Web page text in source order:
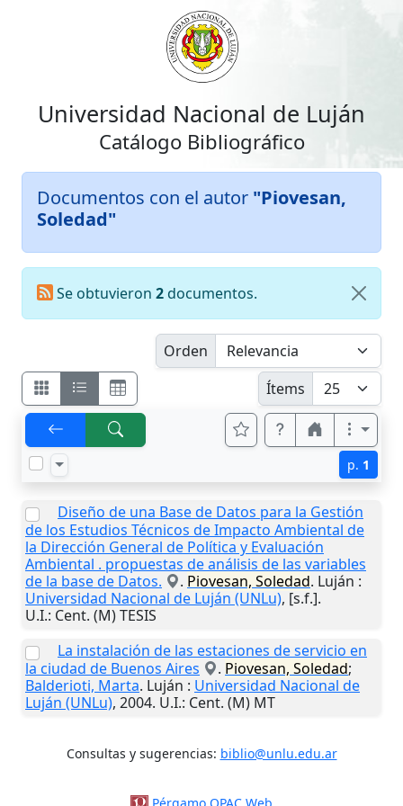
Universidad Nacional de Luján
Catálogo Bibliográfico
Documentos con el autor "Piovesan,
Soledad"
Se obtuvieron 2documentos.
Orden
Ítems
p. 1
Diseño de una Base de Datos para la Gestión
de los Estudios Técnicos de Impacto Ambiental de
la Dirección General de Política y Evaluación
Ambiental . propuestas de análisis de las variables
de la base de Datos.
. Piovesan, Soledad. Luján :
Universidad Nacional de Luján (UNLu), [s.f.].
U.I.: Cent. (M) TESIS
La instalación de las estaciones de servicio en
la ciudad de Buenos Aires
. Piovesan, Soledad;
Balderioti, Marta. Luján : Universidad Nacional de
Luján (UNLu), 2004. U.I.: Cent. (M) MT
Consultas y sugerencias: biblio@unlu.edu.ar